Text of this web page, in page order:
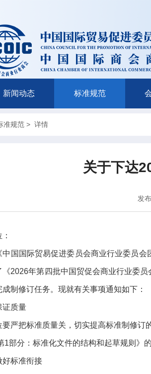
新闻动态 标准规范
准规范 > 详情
关于下达
发
中国国际贸易促进委员会商业行业委员
《2026年第四批中国贸促会商业行业委
制修订任务。现就有关事项通知如下：
证质量
要严把标准质量关，切实提高标准制修订
1部分：标准化文件的结构和起草规则》
好标准衔接